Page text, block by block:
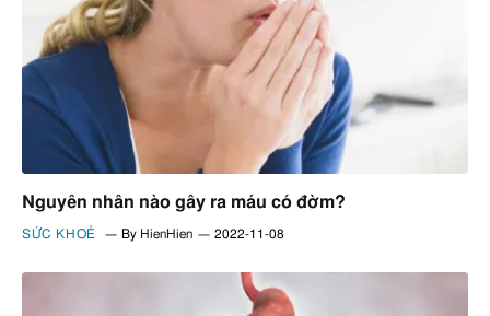
Nguyên nhân nào gây ra máu có đờm?
SỨC KHOẺ By HienHien 2022-11-08